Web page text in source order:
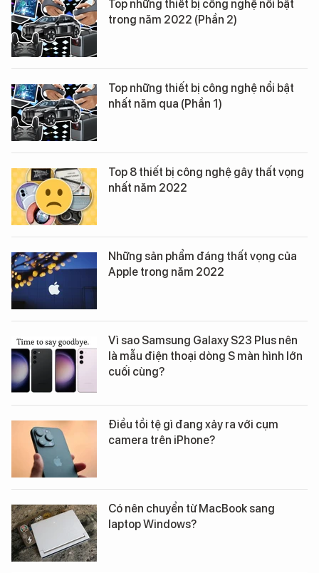
Top những thiết bị công nghệ nổi bật
trong năm 2022 (Phần 2)
Top những thiết bị công nghệ nổi bật
nhất năm qua (Phần 1)
Top 8 thiết bị công nghệ gây thất vọng
nhất năm 2022
Những sản phẩm đáng thất vọng của
Apple trong năm 2022
Vì sao Samsung Galaxy S23 Plus nên
là mẫu điện thoại dòng S màn hình lớn
cuối cùng?
Điều tồi tệ gì đang xảy ra với cụm
camera trên iPhone?
Có nên chuyển từ MacBook sang
laptop Windows?